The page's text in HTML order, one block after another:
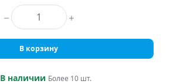
Количество товара
В корзину
В наличии Более 10 шт.